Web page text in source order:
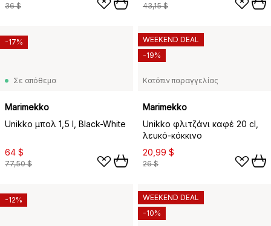
36 $ 43,15 $
Σε απόθεμα
Marimekko
Unikko μπολ 1,5 l, Black-White
64 $
77,50 $
-17%
Κατόπιν παραγγελίας
Marimekko
Unikko φλιτζάνι καφέ 20 cl,
λευκό-κόκκινο
20,99 $
26 $
WEEKEND DEAL
-19%
-12%
WEEKEND DEAL
-10%